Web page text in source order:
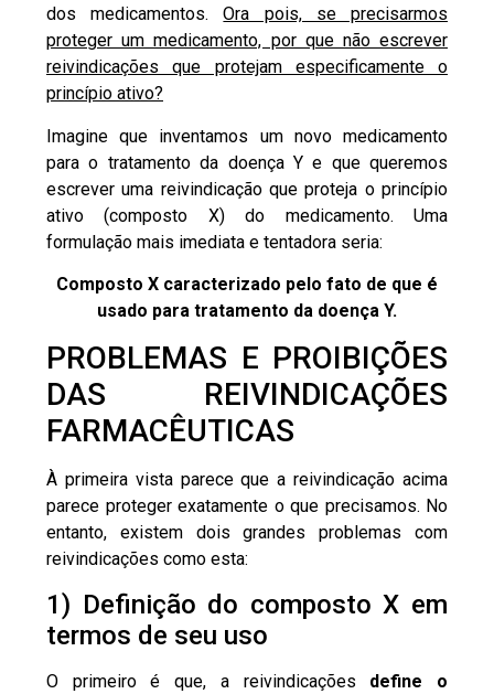
dos medicamentos.Ora pois, se precisarmos
proteger um medicamento, por que não escrever
reivindicações que protejam especificamente o
princípio ativo?
Imagine que inventamos um novo medicamento
para o tratamento da doença Y e que queremos
escrever uma reivindicação que proteja o princípio
ativo (composto X) do medicamento. Uma
formulação mais imediata e tentadora seria:
Composto X caracterizado pelo fato de que é
usado para tratamento da doença Y.
PROBLEMAS E PROIBIÇÕES
DAS REIVINDICAÇÕES
FARMACÊUTICAS
À primeira vista parece que a reivindicação acima
parece proteger exatamente o que precisamos. No
entanto, existem dois grandes problemas com
reivindicações como esta:
1) Definição do composto X em
termos de seu uso
O primeiro é que, a reivindicações define o